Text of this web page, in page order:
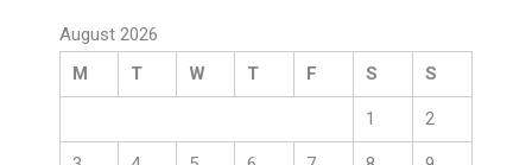
August 2026
M
T W T F S S
1 2